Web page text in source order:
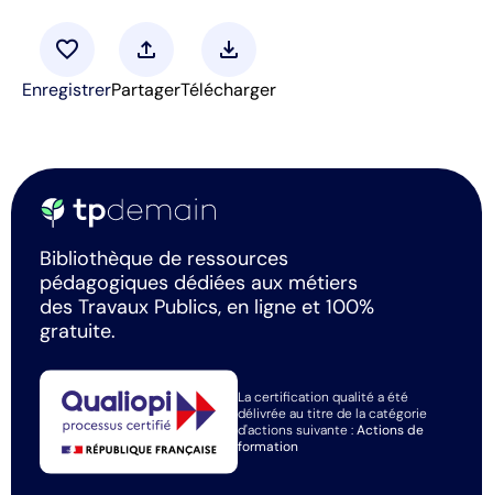
favorite
Enregistrer
upload
Partager
download
Télécharger
Bibliothèque de ressources
pédagogiques dédiées aux métiers
des Travaux Publics, en ligne et 100%
gratuite.
La certification qualité a été
délivrée au titre de la catégorie
d'actions suivante :Actions de
formation